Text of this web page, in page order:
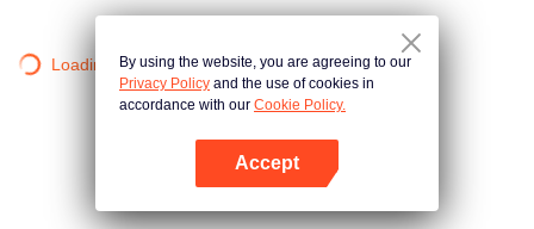
Loading…By using the website, you are agreeing to our
Privacy Policy and the use of cookies in
accordance with our Cookie Policy.
Accept